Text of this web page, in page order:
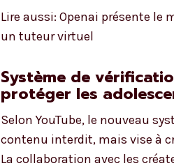
Lire aussi: Openai présente le
un tuteur virtuel
Système de
protéger les
Selon YouTube, le nouveau
contenu interdit, mais vise à
La collaboration avec les